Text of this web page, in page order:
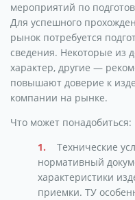
мероприятий по
Для успешного
рынок потребуется
сведения. Некоторые из
характер, другие —
повышают доверие к
компании на рынке.
Что может понадобиться:
Технические
нормативный
характеристики
приемки. ТУ